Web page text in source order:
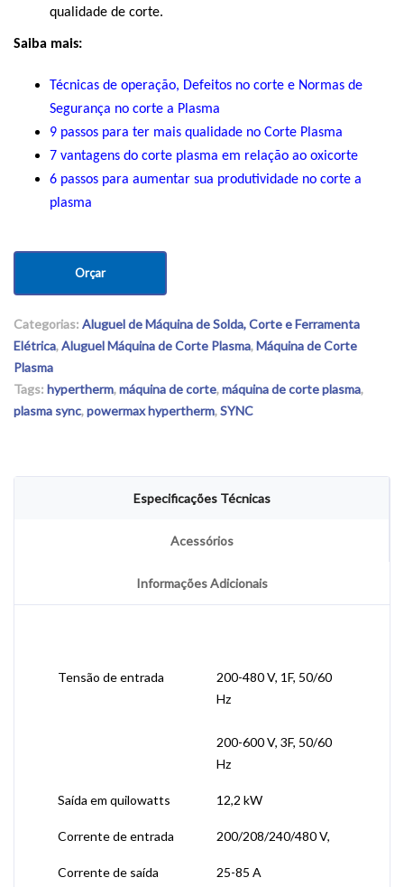
qualidade de corte.
Saiba mais:
Técnicas de operação, Defeitos no corte e Normas de
Segurança no corte a Plasma
9 passos para ter mais qualidade no Corte Plasma
7 vantagens do corte plasma em relação ao oxicorte
6 passos para aumentar sua produtividade no corte a
plasma
Orçar
Categorias: Aluguel de Máquina de Solda, Corte e Ferramenta
Elétrica,Aluguel Máquina de Corte Plasma,Máquina de Corte
Plasma
Tags: hypertherm,máquina de corte,máquina de corte plasma,
plasma sync,powermax hypertherm,SYNC
Especificações Técnicas
Acessórios
Informações Adicionais
Tensão de entrada
200-480 V, 1F, 50/60
Hz
200-600 V, 3F, 50/60
Hz
Saída em quilowatts 12,2 kW
Corrente de entrada 200/208/240/480 V,
Corrente de saída 25-85 A